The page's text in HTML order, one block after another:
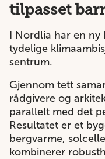
tilpasset
I Nordlia har en ny
tydelige
sentrum.
Gjennom tett
rådgivere og
parallelt med det
Resultatet er et
bergvarme,
kombinerer